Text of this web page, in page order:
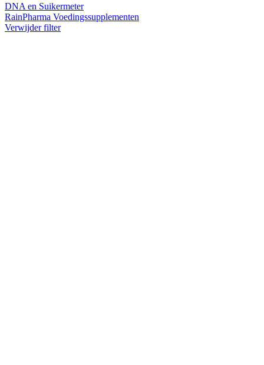
DNA en Suikermeter
RainPharma Voedingssupplementen
Verwijder filter